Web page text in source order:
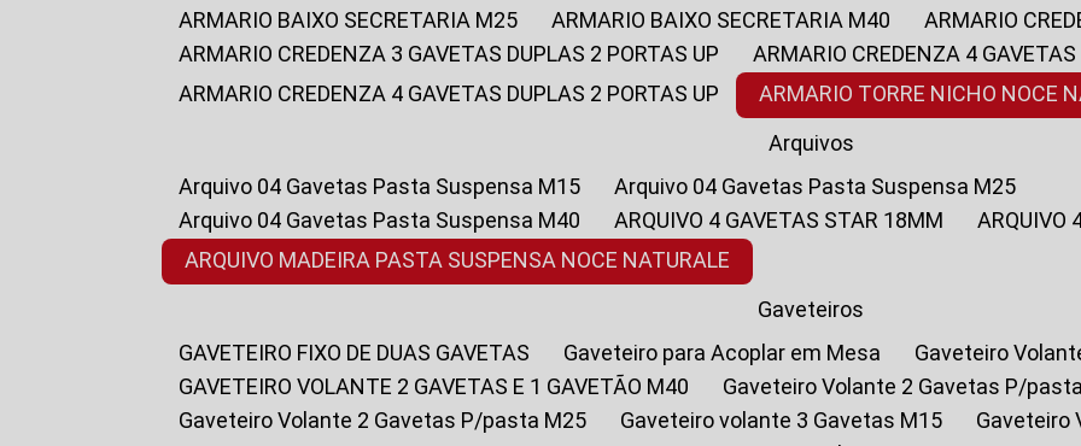
ARMARIO BAIXO SECRETARIA M25
ARMARIO BAIXO SECRETARIA M40
ARMARIO
ARMARIO CREDENZA 3 GAVETAS DUPLAS 2 PORTAS UP
ARMARIO CREDENZA 4
ARMARIO CREDENZA 4 GAVETAS DUPLAS 2 PORTAS UP
ARMARIO TORRE NICHO NOCE
Arquivos
Arquivo 04 Gavetas Pasta Suspensa M15
Arquivo 04 Gavetas Pasta Suspensa M25
Arquivo 04 Gavetas Pasta Suspensa M40
ARQUIVO 4 GAVETAS STAR 18MM
ARQUIVO MADEIRA PASTA SUSPENSA NOCE NATURALE
Gaveteiros
GAVETEIRO FIXO DE DUAS GAVETAS
Gaveteiro para Acoplar em Mesa
Gaveteiro
GAVETEIRO VOLANTE 2 GAVETAS E 1 GAVETÃO M40
Gaveteiro Volante 2 Gavetas P/
Gaveteiro Volante 2 Gavetas P/pasta M25
Gaveteiro volante 3 Gavetas M15